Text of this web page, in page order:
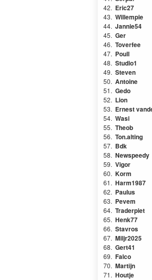
42. Eric27
43. Willempie
44. Jannie54
45. Ger
46. Toverfee
47. Poull
48. Studio1
49. Steven
50. Antoine
51. Gedo
52. Lion
53. Ernest
54. Wasi
55. Theob
56. Ton.alting
57. Bdk
58. Newspeedy
59. Vigor
60. Korm
61. Harm1987
62. Paulus
63. Pevem
64. Traderpiet
65. Henk77
66. Stavros
67. Miljr2025
68. Gert41
69. Falco
70. Martijn
71. Houtje